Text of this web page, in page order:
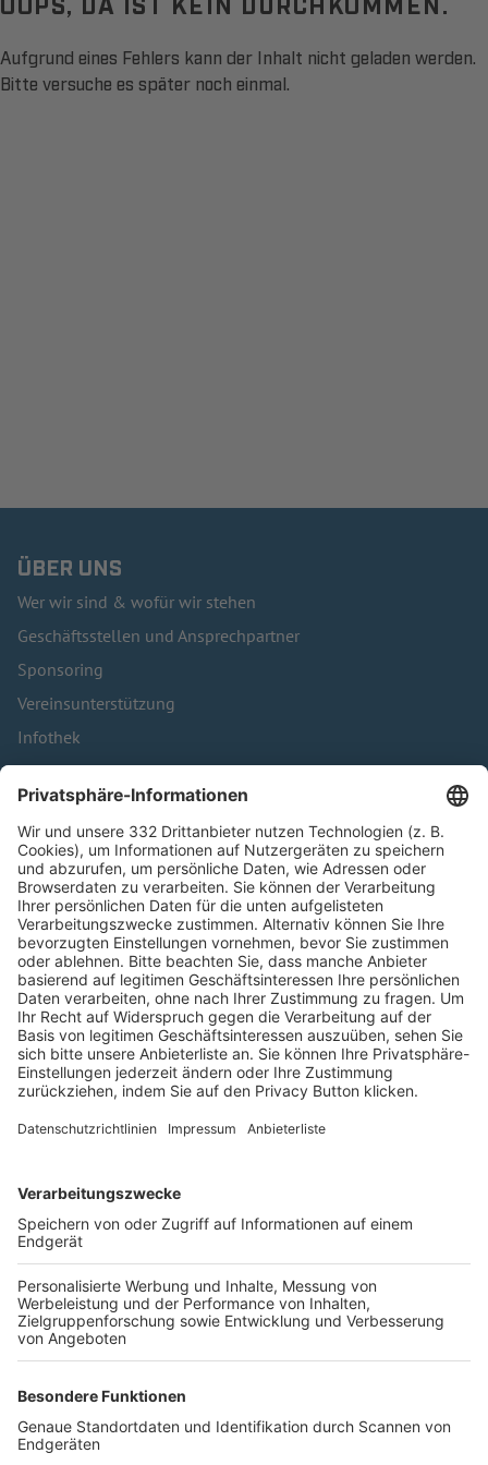
Aufgrund eines Fehlers kann der Inhalt nicht geladen werden.
Bitte versuche es später noch einmal.
ÜBER UNS
Wer wir sind & wofür wir stehen
Geschäftsstellen und Ansprechpartner
Sponsoring
Vereinsunterstützung
Infothek
Kontakt
HÄUFIG BESUCHTE SEITEN
Pässe und Vereinswechsel
Trainerausbildung
Schulungsangebot Vereinsmitarbeiter
BFV-Geschäftsstellen
Trainerbörse
Login SpielPlus
FOLGE DEM BFV
TOP-VEREINE
TOP-PARTNER